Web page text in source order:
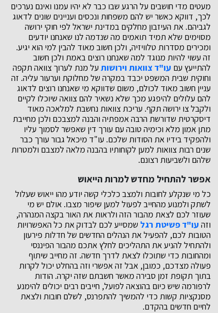
מעטים מדי חושבים על הרגע שבו כבר לא יהיו עמנו ואינם נערכים
לכך, דווקא כאשר יש להם משפחות ונכסים ועניינים שונים לדאוג
לגביהם. את העיזבון מחלקים במדינת ישראל לפי חוקי ירושה
מסוימים שלא תמיד תואמים מה שנדמה לנו שאנחנו יודעים
ומכירים מסדרות טלוויזיה, ולכן חשוב מאוד להבין למי הוא יגיע.
זה עשוי להיות מנוגד למה שאנחנו רוצים באמת ולכן חשוב
להתייעץ עם עו"ד צוואות וירושות על מנת לערוך צוואה תקפה
וחוקית שבית המשפט יכבד במקרה של מחלוקת וערעור עליה. זה
עניין חשוב מאוד לכולם, משום שדווקא מי שאנחנו רוצים לדאוג
להם עלולים להיפגע מכך שלא נשאיר להם צוואה שיוכלו לקיים
ולקבל צו ירושה תקף. עריכת צוואות נחשבת למלאכה מאוד
דיסקרטית שדורשת הרבה אמפתיה והבנה למצבכם ולכן מחייבת
מתן אמון מלא וכימיה טובה עם עורך דין שאפשר לסמוך עליו
ולהפקיד בידיו את הסודות שלכם. עו"ד מיכאל גבור עורך כבר
שנים רבות צוואות למען לקוחותיו בהבנה מלאה למצבם ולמטרות
שלהם ולשביעות רצונם.
אפשר להתחיל מחדש למרות הייאוש
כל מי שנקלע לחובות ולמצב כלכלי קשה יודע מהו ייאוש שעלול
לשתק ולמנוע מהחייב לפעול למען שיפור מצבו. אולם יש מי
שעוזר לכם לצאת מהבור הזה ולראות את האור בקצה המנהרה,
וזה עו"ד פשיטת רגל שמסייע לכם לבדוק את כל האפשרויות
הטובות לכם, להפעיל את הנהלים החדשים של חדלות פירעון
ולהתחיל להניע את התהליכים לחלץ אתכם מהבור הפיננסי
ומהחובות כדי שתוכלו לצאת לדרך חדשה. זה מחייב שיתוף
פעולה מצדכם, כמובן, אבל זה אפשרי וזה בהחלט יכול לקרות
בתוך תקופת זמן סבירה מאשר חשבתם שזה יקרה. הודות
לרפורמה שיש כיום בהוצאה לפועל, חייבים רבים יכולים להימנע
מסנקציות קשות כדי להמשיך להתפרנס, לשלם חובות ולצאת
לחיים חדשים בהקדם.